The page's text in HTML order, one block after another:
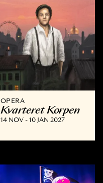
OPERA
Kvarteret Korpen
14 NOV - 10 JAN 2027